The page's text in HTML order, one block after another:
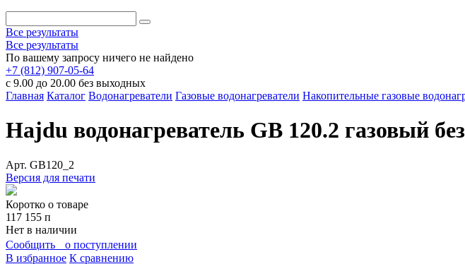
Все результаты
Все результаты
По вашему запросу ничего не найдено
+7 (812) 907-05-64
с 9.00 до 20.00 без выходных
Главная Каталог Водонагреватели Газовые водонагреватели Накопительные газовые
Hajdu водонагреватель GB 120.2 газовый
Арт. GB120_2
Версия для печати
Коротко о товаре
117 155 п
Нет в наличии
Сообщить о поступлении
В избранное К сравнению